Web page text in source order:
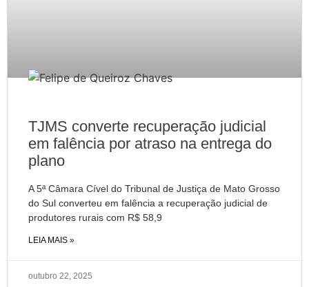
TJMS converte recuperação judicial
em falência por atraso na entrega do
plano
A 5ª Câmara Cível do Tribunal de Justiça de Mato Grosso
do Sul converteu em falência a recuperação judicial de
produtores rurais com R$ 58,9
LEIA MAIS »
outubro 22, 2025